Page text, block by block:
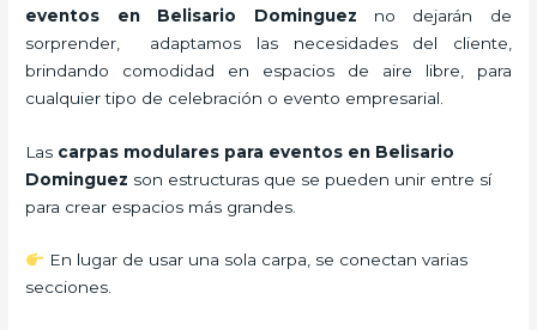
eventos en Belisario Dominguez no dejarán de
sorprender, adaptamos las necesidades del cliente,
brindando comodidad en espacios de aire libre, para
cualquier tipo de celebración o evento empresarial.
Las carpas modulares para eventos en Belisario
Dominguez son estructuras que se pueden unir entre sí
para crear espacios más grandes.
En lugar de usar una sola carpa, se conectan varias
secciones.